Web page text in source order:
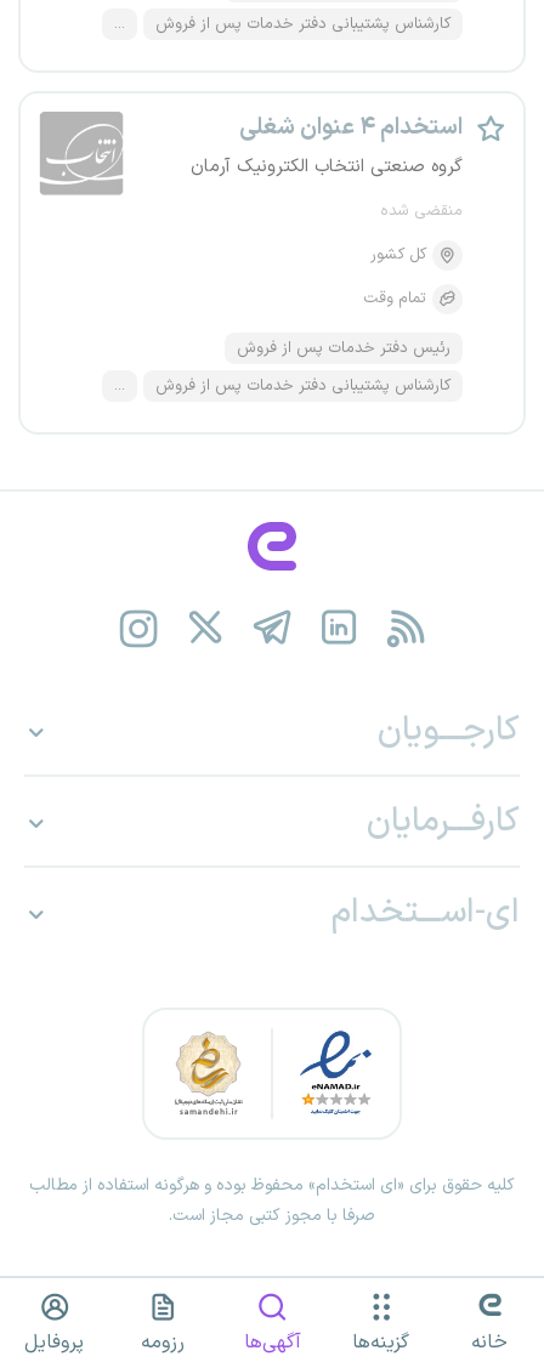
کارشناس پشتیبانی دفتر خدمات پس از فروش
...
استخدام ۴ عنوان شغلی
گروه صنعتی انتخاب الکترونیک آرمان
منقضی شده
کل کشور
تمام وقت
رئیس دفتر خدمات پس از فروش
کارشناس پشتیبانی دفتر خدمات پس از فروش
...
کارجـــویان
کارفـــرمایان
ای-اســـتخدام
کلیه حقوق برای «ای استخدام» محفوظ بوده و هرگونه استفاده از مطالب
صرفا با مجوز کتبی مجاز است.
خانه گزینه‌ها آگهی‌ها رزومه پروفایل